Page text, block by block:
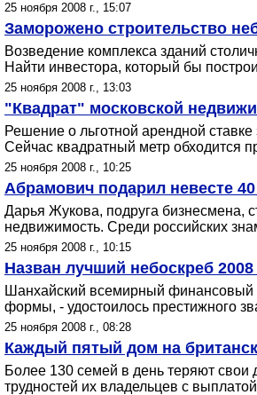
25 ноября 2008 г., 15:07
Заморожено строительство
Возведение комплекса зданий
Найти инвестора, который бы
25 ноября 2008 г., 13:03
"Квадрат" московской
Решение о льготной арендной
Сейчас квадратный метр обходится
25 ноября 2008 г., 10:25
Абрамович подарил невесте
Дарья Жукова, подруга бизнесмена,
недвижимость. Среди российских
25 ноября 2008 г., 10:15
Назван лучший небоскреб
Шанхайский всемирный финансовый
формы, - удостоилось престижного
25 ноября 2008 г., 08:28
Каждый пятый дом на
Более 130 семей в день теряют
трудностей их владельцев с